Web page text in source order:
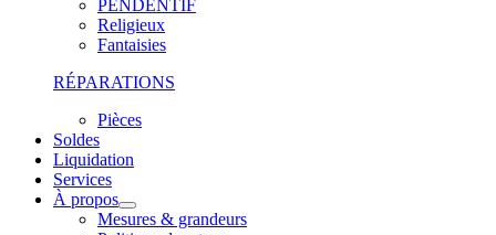
PENDENTIF
Religieux
Fantaisies
RÉPARATIONS
Pièces
Soldes
Liquidation
Services
À propos
Mesures & grandeurs